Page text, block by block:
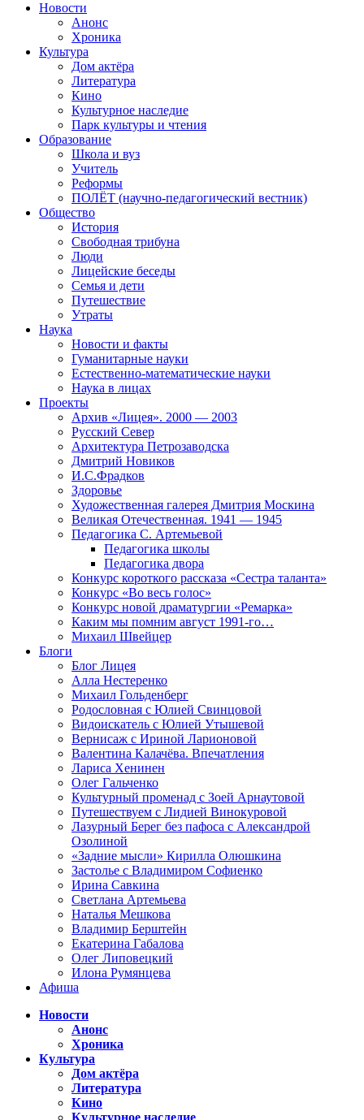
Новости
Анонс
Хроника
Культура
Дом актёра
Литература
Кино
Культурное наследие
Парк культуры и чтения
Образование
Школа и вуз
Учитель
Реформы
ПОЛЁТ (научно-педагогический вестник)
Общество
История
Свободная трибуна
Люди
Лицейские беседы
Семья и дети
Путешествие
Утраты
Наука
Новости и факты
Гуманитарные науки
Естественно-математические науки
Наука в лицах
Проекты
Архив «Лицея». 2000 — 2003
Русский Север
Архитектура Петрозаводска
Дмитрий Новиков
И.С.Фрадков
Здоровье
Художественная галерея Дмитрия Москина
Великая Отечественная. 1941 — 1945
Педагогика С. Артемьевой
Педагогика школы
Педагогика двора
Конкурс короткого рассказа «Сестра таланта»
Конкурс «Во весь голос»
Конкурс новой драматургии «Ремарка»
Каким мы помним август 1991-го…
Михаил Швейцер
Блоги
Блог Лицея
Алла Нестеренко
Михаил Гольденберг
Родословная с Юлией Свинцовой
Видоискатель с Юлией Утышевой
Вернисаж с Ириной Ларионовой
Валентина Калачёва. Впечатления
Лариса Хенинен
Олег Гальченко
Культурный променад с Зоей Арнаутовой
Путешествуем с Лидией Винокуровой
Лазурный Берег без пафоса с Александрой
Озолиной
«Задние мысли» Кирилла Олюшкина
Застолье с Владимиром Софиенко
Ирина Савкина
Светлана Артемьева
Наталья Мешкова
Владимир Берштейн
Екатерина Габалова
Олег Липовецкий
Илона Румянцева
Афиша
Новости
Анонс
Хроника
Культура
Дом актёра
Литература
Кино